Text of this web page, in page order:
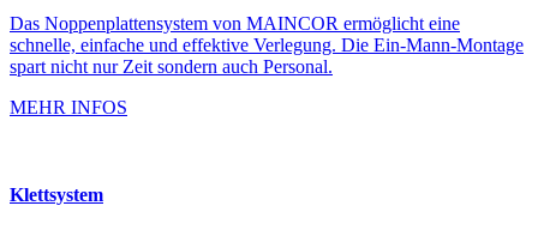
Das Noppenplattensystem von MAINCOR ermöglicht eine
schnelle, einfache und effektive Verlegung. Die Ein-Mann-Montage
spart nicht nur Zeit sondern auch Personal.
MEHR INFOS
Klettsystem